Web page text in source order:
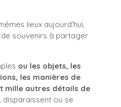
lieux aujourd'hui,
souvenirs à partager
ou les objets, les
les manières de
mille autres détails de
, disparaissent ou se